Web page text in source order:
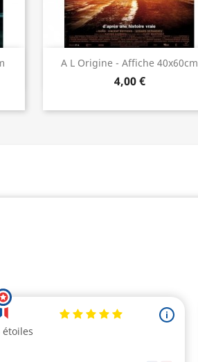
A L Origine - Affiche 40x60cm
4,00 €
Aperçu rapide